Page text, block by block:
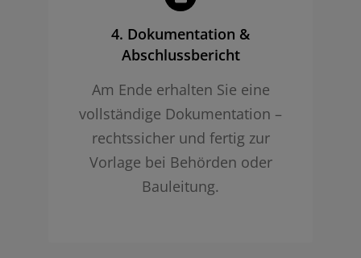
4. Dokumentation &
Abschlussbericht
Am Ende erhalten Sie eine
vollständige Dokumentation –
rechtssicher und fertig zur
Vorlage bei Behörden oder
Bauleitung.